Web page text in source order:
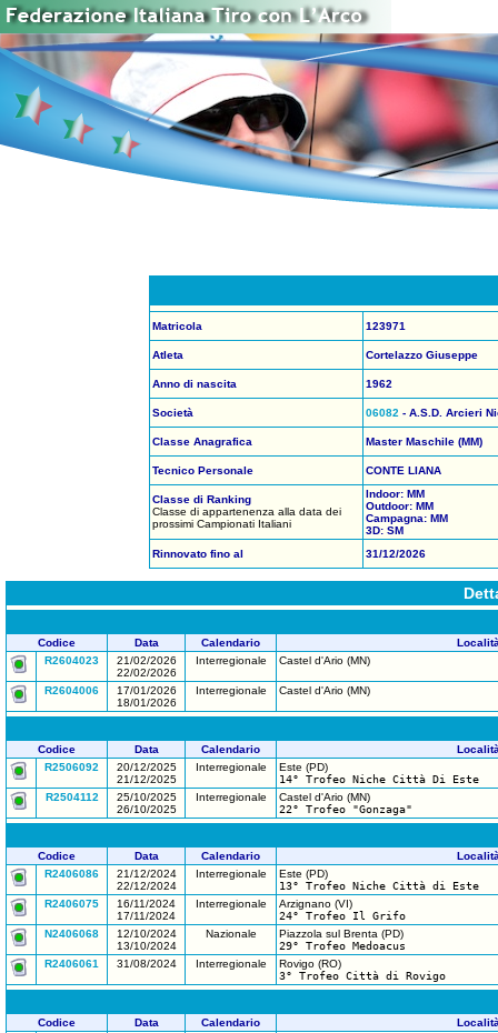
Matricola 123971
Atleta Cortelazzo Giuseppe
Anno di nascita 1962
Società 06082 - A.S.D. Arcieri
Classe Anagrafica Master Maschile (MM)
Tecnico Personale CONTE LIANA
Classe di Ranking
Classe di appartenenza alla data dei
prossimi Campionati Italiani
Indoor: MM
Outdoor: MM
Campagna: MM
3D: SM
Rinnovato fino al
31/12/2026
Codice Data Calendario
R2604023
21/02/2026
22/02/2026
Interregionale Castel d'Ario (MN)
R2604006
17/01/2026
18/01/2026
Interregionale Castel d'Ario (MN)
Codice Data Calendario
R2506092
20/12/2025
21/12/2025
Interregionale
Este (PD)
14° Trofeo Niche Città Di Este
R2504112
25/10/2025
26/10/2025
Interregionale
Castel d'Ario (MN)
22° Trofeo "Gonzaga"
Codice Data Calendario
R2406086
21/12/2024
22/12/2024
Interregionale
Este (PD)
13° Trofeo Niche Città di Este
R2406075
16/11/2024
17/11/2024
Interregionale
Arzignano (VI)
24° Trofeo Il Grifo
N2406068
12/10/2024
13/10/2024
Nazionale
Piazzola sul Brenta (PD)
29° Trofeo Medoacus
R2406061
31/08/2024 Interregionale
Rovigo (RO)
3° Trofeo Città di Rovigo
Codice Data Calendario